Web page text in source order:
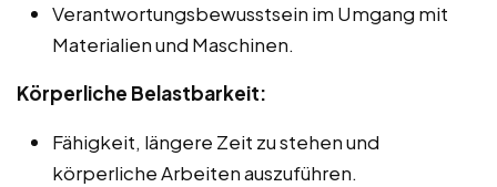
Verantwortungsbewusstsein im Umgang mit
Materialien und Maschinen.
Körperliche Belastbarkeit:
Fähigkeit, längere Zeit zu stehen und
körperliche Arbeiten auszuführen.